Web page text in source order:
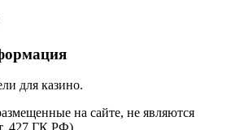
для казино.
на сайте, не являются